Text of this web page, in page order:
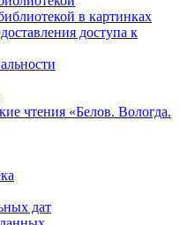
в картинках
доступа к
чтения «Белов. Вологда.
дат